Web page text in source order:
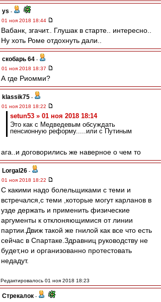
ys -
01 ноя 2018 18:44
Вабанк, згачит.. Глушак в старте.. интересно..
Ну хоть Роме отдохнуть дали..
скобарь 64 -
01 ноя 2018 18:37
А где Риомми?
klassik75 -
01 ноя 2018 18:22
setun53 » 01 ноя 2018 18:14
Это как с Медведевым обсуждать
пенсионную реформу.....или с Путиным
ага..и договорились же наверное о чем то
Lorgal26 -
01 ноя 2018 18:22
С какими надо болельщиками с теми и
встречался,с теми ,которые могут карланов в
узде держать и применить физические
аргументы к отклоняющимися от линии
партии.Движ такой же гнилой как все что есть
сейчас в Спартаке.Здравниц руководству не
будет,но и организованно протестовать
недадут.
Редактировалось 01 ноя 2018 18:23
Стрекалок -